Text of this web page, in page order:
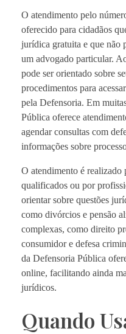
O atendimento pelo
oferecido para cidadãos
jurídica gratuita e que não
um advogado particular.
pode ser orientado sobre
procedimentos para
pela Defensoria. Em
Pública oferece
agendar consultas com
informações sobre
O atendimento é realizado
qualificados ou por
orientar sobre questões
como divórcios e pensão
complexas, como direito
consumidor e defesa
da Defensoria Pública
online, facilitando ainda
jurídicos.
Quando